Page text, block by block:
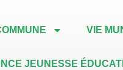
VIE
JEUNESSE